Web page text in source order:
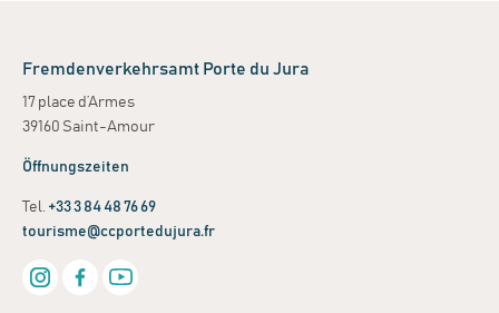
Fremdenverkehrsamt Porte du Jura
17 place d’Armes
39160 Saint-Amour
Öffnungszeiten
Tel. +33 3 84 48 76 69
tourisme@ccportedujura.fr